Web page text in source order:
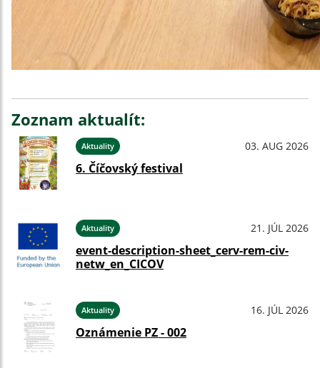
Zoznam aktualít:
Aktuality 03. AUG 2026
6. Číčovský festival
Aktuality 21. JÚL 2026
event-description-sheet_cerv-rem-civ-
netw_en_CICOV
Aktuality 16. JÚL 2026
Oznámenie PZ - 002